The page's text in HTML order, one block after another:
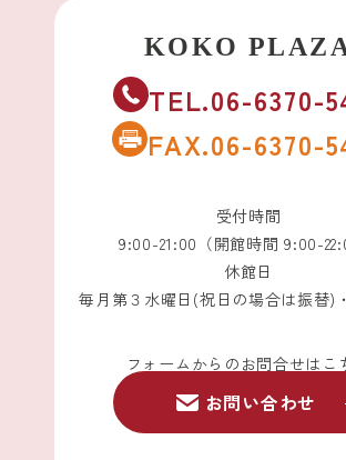
TEL.06-6370-
FAX.06-6370-
受付時間
9:00-21:00（開館時間 9:00-
休館日
毎月第３水曜日(祝日の場合は振替)
フォームからのお問合せはこ
お問い合わせ